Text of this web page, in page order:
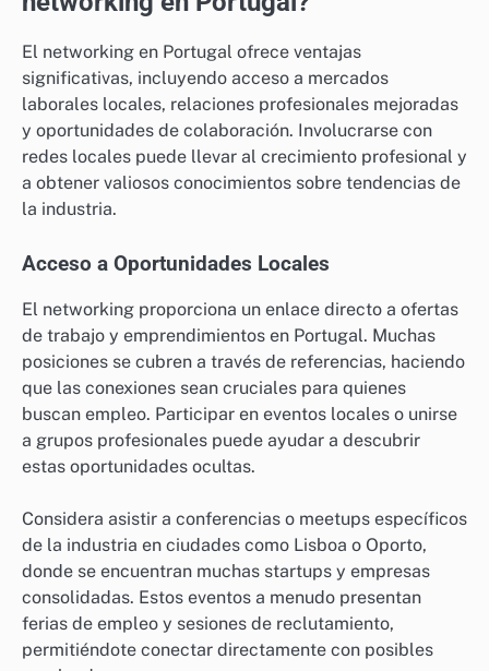
¿Cuáles son los beneficios del
networking en Portugal?
El networking en Portugal ofrece ventajas
laborales locales, relaciones profesionales mejoradas
y oportunidades de colaboración. Involucrarse con
redes locales puede llevar al crecimiento profesional y
a obtener valiosos conocimientos sobre tendencias de
la industria.
Acceso a Oportunidades Locales
El networking proporciona un enlace directo a ofertas
de trabajo y emprendimientos en Portugal. Muchas
posiciones se cubren a través de referencias, haciendo
que las conexiones sean cruciales para quienes
buscan empleo. Participar en eventos locales o unirse
a grupos profesionales puede ayudar a descubrir